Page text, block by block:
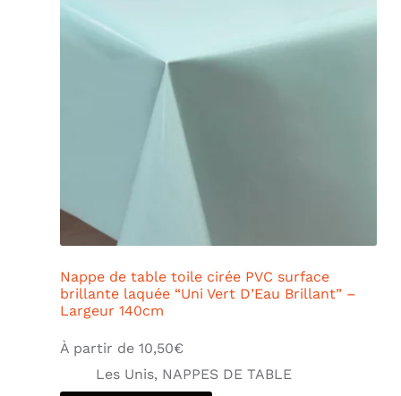
Nappe de table toile cirée PVC surface
brillante laquée “Uni Vert D’Eau Brillant” –
Largeur 140cm
À partir de 10,50€
Les Unis, NAPPES DE TABLE